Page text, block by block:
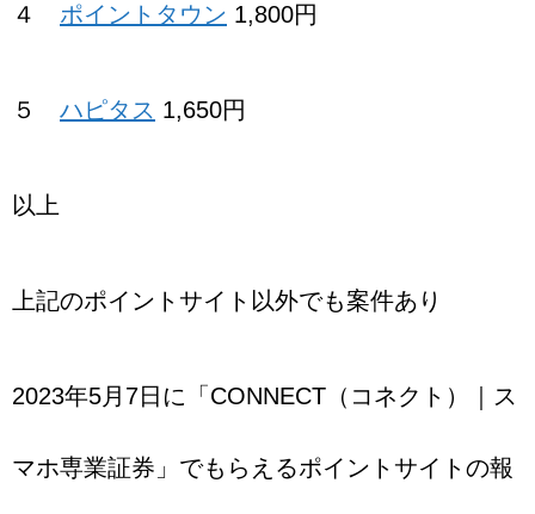
４ ポイントタウン 1,800円
５ ハピタス 1,650円
以上
上記のポイントサイト以外でも案件あり
2023年5月7日に「CONNECT（コネクト）｜ス
マホ専業証券」でもらえるポイントサイトの報